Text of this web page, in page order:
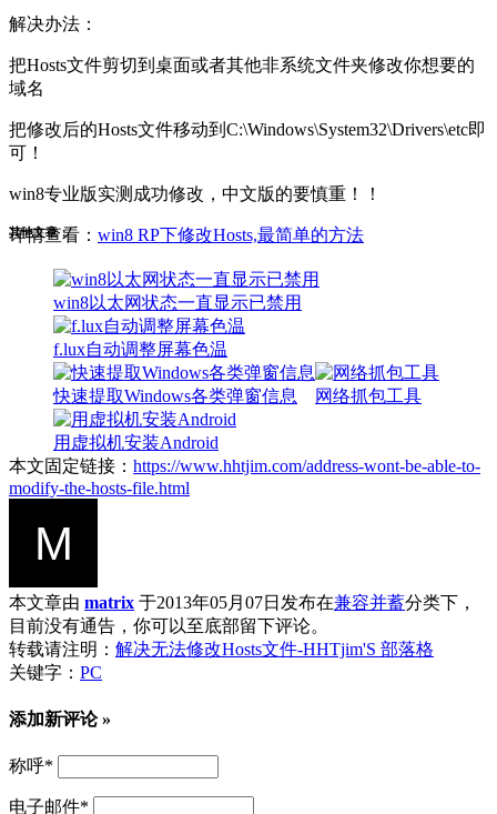
解决办法：
把Hosts文件剪切到桌面或者其他非系统文件夹修改你想要的
域名
把修改后的Hosts文件移动到C:\Windows\System32\Drivers\etc即
可！
win8专业版实测成功修改，中文版的要慎重！！
详情查看： win8 RP下修改Hosts,最简单的方法
其他文章：
win8以太网状态一直显示已禁用
f.lux自动调整屏幕色温
快速提取Windows各类弹窗信息 网络抓包工具
用虚拟机安装Android
本文固定链接： https://www.hhtjim.com/address-wont-be-able-to-
modify-the-hosts-file.html
本文章由 matrix 于2013年05月07日发布在兼容并蓄分类下，
目前没有通告，你可以至底部留下评论。
转载请注明： 解决无法修改Hosts文件-HHTjim'S 部落格
关键字： PC
添加新评论 »
称呼*
电子邮件*